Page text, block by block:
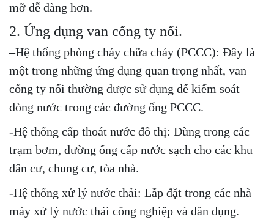
mỡ dễ dàng hơn.
2. Ứng dụng van cổng ty nổi.
–Hệ thống phòng cháy chữa cháy (PCCC): Đây là
một trong những ứng dụng quan trọng nhất, van
cổng ty nổi thường được sử dụng để kiểm soát
dòng nước trong các đường ống PCCC.
-Hệ thống cấp thoát nước đô thị: Dùng trong các
trạm bơm, đường ống cấp nước sạch cho các khu
dân cư, chung cư, tòa nhà.
-Hệ thống xử lý nước thải: Lắp đặt trong các nhà
máy xử lý nước thải công nghiệp và dân dụng.